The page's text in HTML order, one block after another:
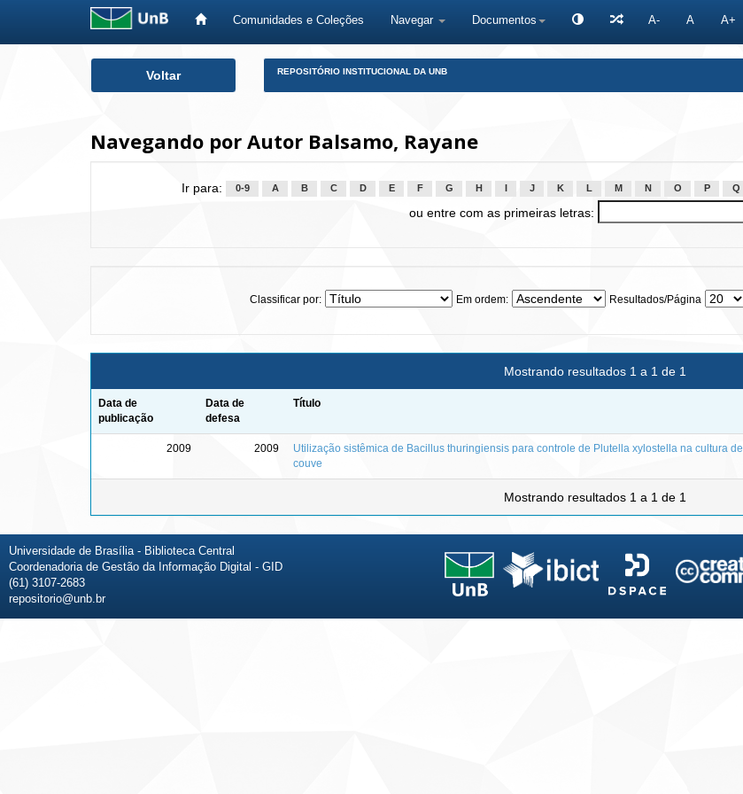
Comunidades e Coleções Navegar Documentos A- A A+
Voltar REPOSITÓRIO INSTITUCIONAL DA UNB
Navegando por Autor Balsamo, Rayane
Ir para: 0-9 A B C D E F G H J K L M N O P Q
ou entre com as primeiras letras:
Classificar por: Em ordem: Resultados/Página
Mostrando resultados 1 a 1 de 1
Data de
publicação
Data de
defesa
Título
2009 2009
Utilização sistêmica de Bacillus thuringiensis para controle de Plutella xylostella na cultura de
couve
Mostrando resultados 1 a 1 de 1
Universidade de Brasília - Biblioteca Central
Coordenadoria de Gestão da Informação Digital - GID
(61) 3107-2683
repositorio@unb.br